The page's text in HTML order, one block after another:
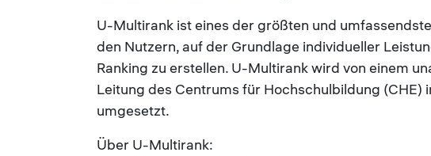
U-Multirank ist eines der größten und
den Nutzern, auf der Grundlage individueller
Ranking zu erstellen. U-Multirank wird von einem
Leitung des Centrums für Hochschulbildung (CHE)
umgesetzt.
Über U-Multirank: